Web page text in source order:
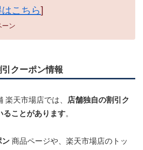
こちら]
ン
クーポン情報
楽天市場店では、 店舗独自の割引ク
ることがあります。
ン 商品ページや、楽天市場店のトッ